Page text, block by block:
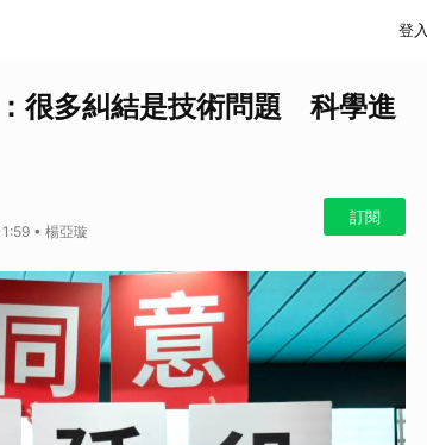
登入
很多糾結是技術問題 科學進
• 楊亞璇
訂閱